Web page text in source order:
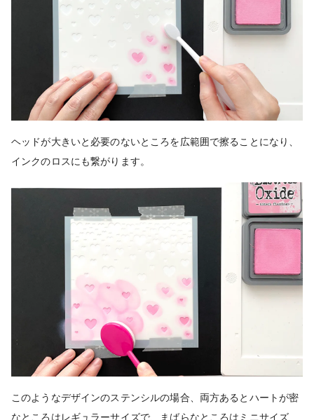
ヘッドが大きいと必要のないところを広範囲で擦ることになり、
インクのロスにも繋がります。
このようなデザインのステンシルの場合、両方あるとハートが密
なところはレギュラーサイズで、まばらなところはミニサイズ